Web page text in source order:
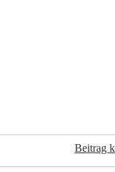
Beitrag